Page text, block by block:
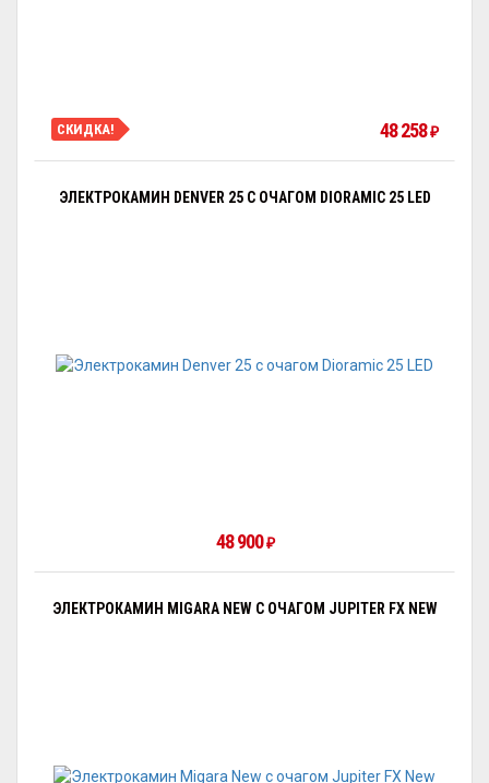
СКИДКА! 48 258₽
ЭЛЕКТРОКАМИН DENVER 25 С ОЧАГОМ DIORAMIC 25 LED
48 900₽
ЭЛЕКТРОКАМИН MIGARA NEW С ОЧАГОМ JUPITER FX NEW